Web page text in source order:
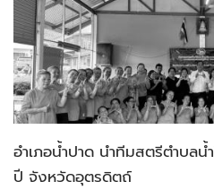
อำเภอน้ำปาด นำทีมสตรีตำบลน้
ปี จังหวัดอุตรดิตถ์